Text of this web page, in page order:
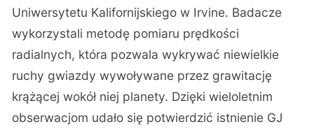
Uniwersytetu Kalifornijskiego w Irvine. Badacze
wykorzystali metodę pomiaru prędkości
radialnych, która pozwala wykrywać niewielkie
ruchy gwiazdy wywoływane przez grawitację
krążącej wokół niej planety. Dzięki wieloletnim
obserwacjom udało się potwierdzić istnienie GJ